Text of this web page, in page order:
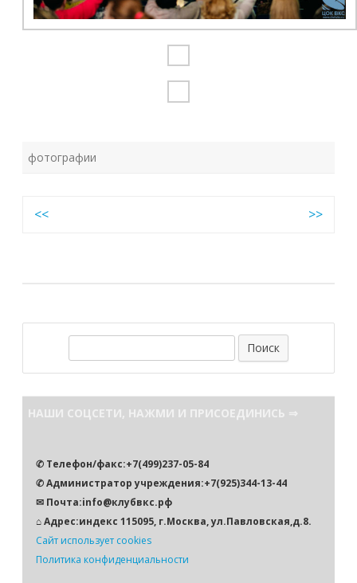
фотографии
Навигация
<< >>
НАШИ СОЦСЕТИ, НАЖМИ И ПРИСОЕДИНИСЬ ⇒
✆ Телефон/факс:+7(499)237-05-84
✆ Администратор учреждения:+7(925)344-13-44
✉ Почта:info@клубвкс.рф
⌂ Адрес:индекс 115095, г.Москва, ул.Павловская,д.8.
Сайт использует cookies
Политика конфиденциальности